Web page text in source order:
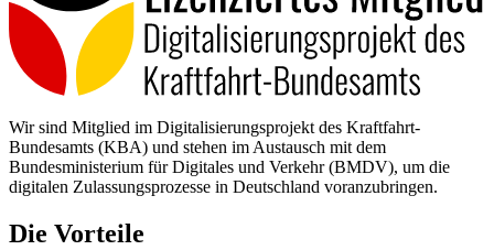
Wir sind Mitglied im Digitalisierungsprojekt des Kraftfahrt-
Bundesamts (KBA) und stehen im Austausch mit dem
Bundesministerium für Digitales und Verkehr (BMDV), um die
digitalen Zulassungsprozesse in Deutschland voranzubringen.
Die Vorteile